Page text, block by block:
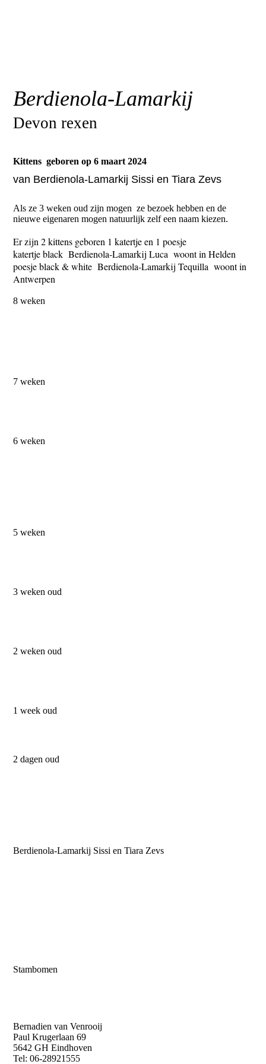
Berdienola-Lamarkij
Devon rexen
Kittens geboren op 6 maart 2024
van Berdienola-Lamarkij Sissi en Tiara Zevs
Als ze 3 weken oud zijn mogen ze bezoek hebben en de
nieuwe eigenaren mogen natuurlijk zelf een naam kiezen.
Er zijn 2 kittens geboren 1 katertje en 1 poesje
katertje black Berdienola-Lamarkij Luca woont in Helden
poesje black & white Berdienola-Lamarkij Tequilla woont in
Antwerpen
8 weken
7 weken
6 weken
5 weken
3 weken oud
2 weken oud
1 week oud
2 dagen oud
Berdienola-Lamarkij Sissi en Tiara Zevs
Stambomen
Bernadien van Venrooij
Paul Krugerlaan 69
5642 GH Eindhoven
Tel: 06-28921555